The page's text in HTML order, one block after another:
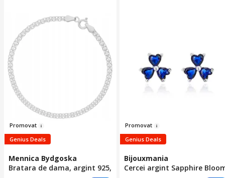
Promovat
Genius Deals
Mennica Bydgoska
Bratara de dama, argint 925,
Promovat
Genius Deals
Bijouxmania
Cercei argint Sapphire